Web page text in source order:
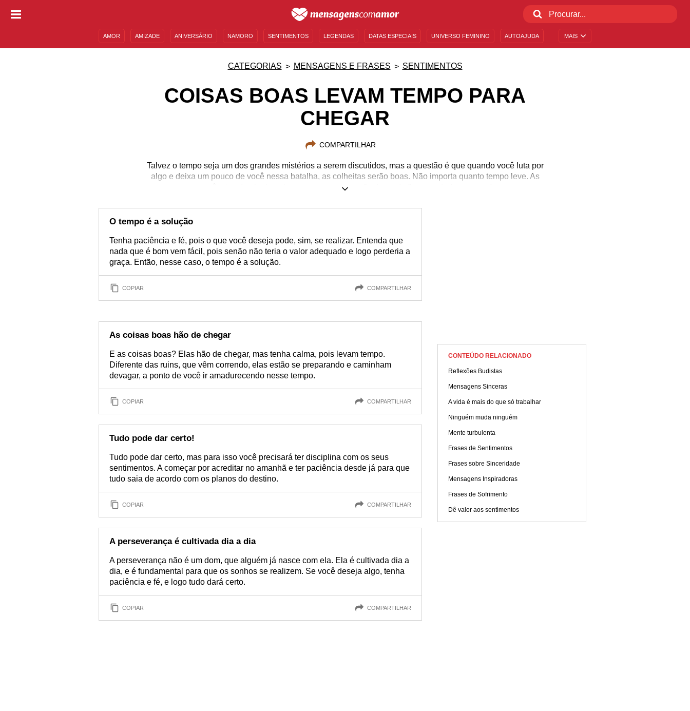
MAIS
AMOR AMIZADE ANIVERSÁRIO NAMORO SENTIMENTOS LEGENDAS DATAS ESPECIAIS UNIVERSO FEMININO AUTOAJUDA
CATEGORIAS MENSAGENS E FRASES SENTIMENTOS
COISAS BOAS LEVAM TEMPO PARA
CHEGAR
COMPARTILHAR
Talvez o tempo seja um dos grandes mistérios a serem discutidos, mas a questão é que quando você luta por
algo e deixa um pouco de você nessa batalha, as colheitas serão boas. Não importa quanto tempo leve. As
consequências de plantar o bem sempre aparecerão, fazendo florescer todo o seu esforço.
O tempo é a solução
Tenha paciência e fé, pois o que você deseja pode, sim, se realizar. Entenda que
nada que é bom vem fácil, pois senão não teria o valor adequado e logo perderia a
graça. Então, nesse caso, o tempo é a solução.
COPIAR COMPARTILHAR
As coisas boas hão de chegar
E as coisas boas? Elas hão de chegar, mas tenha calma, pois levam tempo.
Diferente das ruins, que vêm correndo, elas estão se preparando e caminham
devagar, a ponto de você ir amadurecendo nesse tempo.
COPIAR COMPARTILHAR
Tudo pode dar certo!
Tudo pode dar certo, mas para isso você precisará ter disciplina com os seus
sentimentos. A começar por acreditar no amanhã e ter paciência desde já para que
tudo saia de acordo com os planos do destino.
COPIAR COMPARTILHAR
A perseverança é cultivada dia a dia
A perseverança não é um dom, que alguém já nasce com ela. Ela é cultivada dia a
dia, e é fundamental para que os sonhos se realizem. Se você deseja algo, tenha
paciência e fé, e logo tudo dará certo.
COPIAR COMPARTILHAR
CONTEÚDO RELACIONADO
Reflexões Budistas
Mensagens Sinceras
A vida é mais do que só trabalhar
Ninguém muda ninguém
Mente turbulenta
Frases de Sentimentos
Frases sobre Sinceridade
Mensagens Inspiradoras
Frases de Sofrimento
Dê valor aos sentimentos